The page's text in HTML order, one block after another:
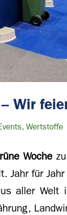
Wir
, Wertstoffe
Wochezu
Jahr für
aller Welt